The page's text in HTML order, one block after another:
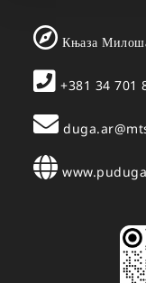
Књаза
+381 34 701